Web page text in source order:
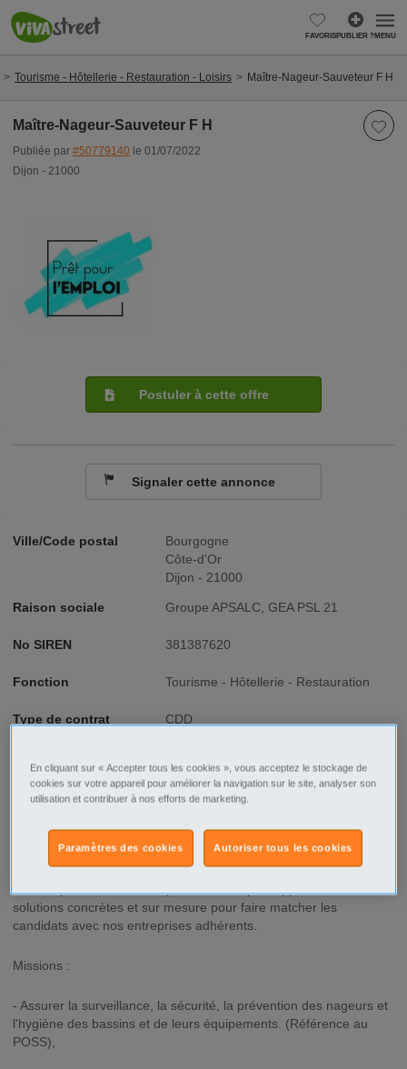
FAVORISPUBLIER ?MENU
Tourisme - Hôtellerie - Restauration - Loisirs Maître-Nageur-Sauveteur F H
Maître-Nageur-Sauveteur F H
Publiée par #50779140 le 01/07/2022
Dijon - 21000
Ville/Code postal
Bourgogne
Côte-d'Or
Dijon - 21000
Raison sociale Groupe APSALC, GEA PSL 21
No SIREN 381387620
Fonction Tourisme - Hôtellerie - Restauration
Type de contrat CDD
Une marque au service d'une intégration réussie dans l'emploi…
solutions concrètes et sur mesure pour faire matcher les
candidats avec nos entreprises adhérents.
Missions :
- Assurer la surveillance, la sécurité, la prévention des nageurs et
l'hygiène des bassins et de leurs équipements. (Référence au
POSS),
Postuler à cette offre
Signaler cette annonce
En cliquant sur « Accepter tous les cookies », vous acceptez le stockage de
cookies sur votre appareil pour améliorer la navigation sur le site, analyser son
utilisation et contribuer à nos efforts de marketing.
Autoriser tous les cookies
Paramètres des cookies